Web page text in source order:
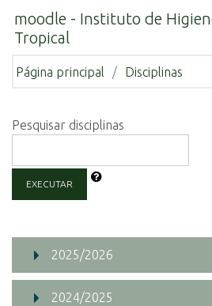
moodle - Instituto de
Tropical
Página principal Disciplinas
Pesquisar disciplinas
EXECUTAR
2025/2026
2024/2025